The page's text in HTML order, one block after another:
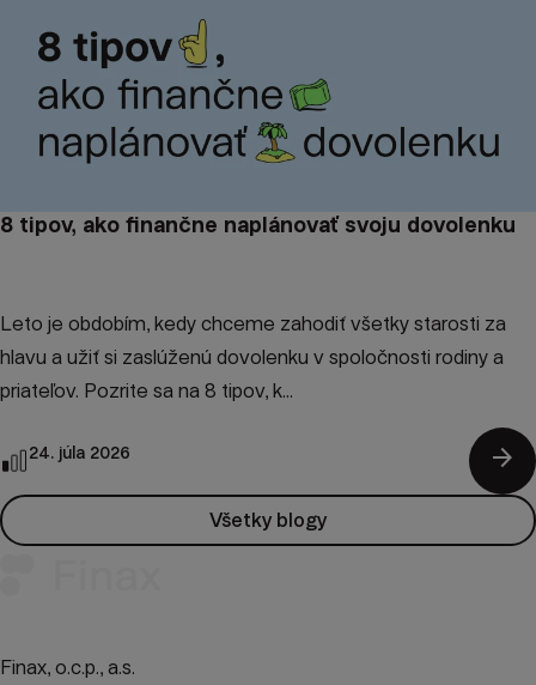
8 tipov, ako finančne naplánovať svoju dovolenku
Leto je obdobím, kedy chceme zahodiť všetky starosti za
hlavu a užiť si zaslúženú dovolenku v spoločnosti rodiny a
priateľov. Pozrite sa na 8 tipov, k...
24. júla 2026 arrow_forward
Všetky blogy
Finax, o.c.p., a.s.